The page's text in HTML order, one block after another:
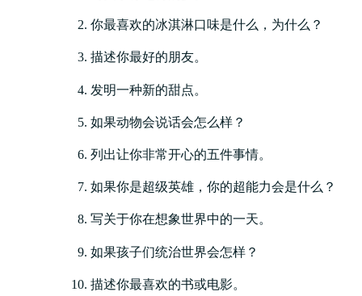
你最喜欢的冰淇淋口味是什么，为什么？
描述你最好的朋友。
发明一种新的甜点。
如果动物会说话会怎么样？
列出让你非常开心的五件事情。
如果你是超级英雄，你的超能力会是什么？
写关于你在想象世界中的一天。
如果孩子们统治世界会怎样？
描述你最喜欢的书或电影。